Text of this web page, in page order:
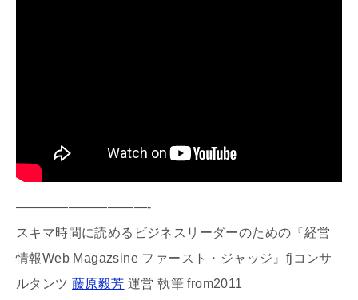
——————————-
スキマ時間に読めるビジネスリーダーのための『経営
情報Web Magazsine ファースト・ジャッジ』fjコンサ
ルタンツ 藤原毅芳 運営 執筆 from2011